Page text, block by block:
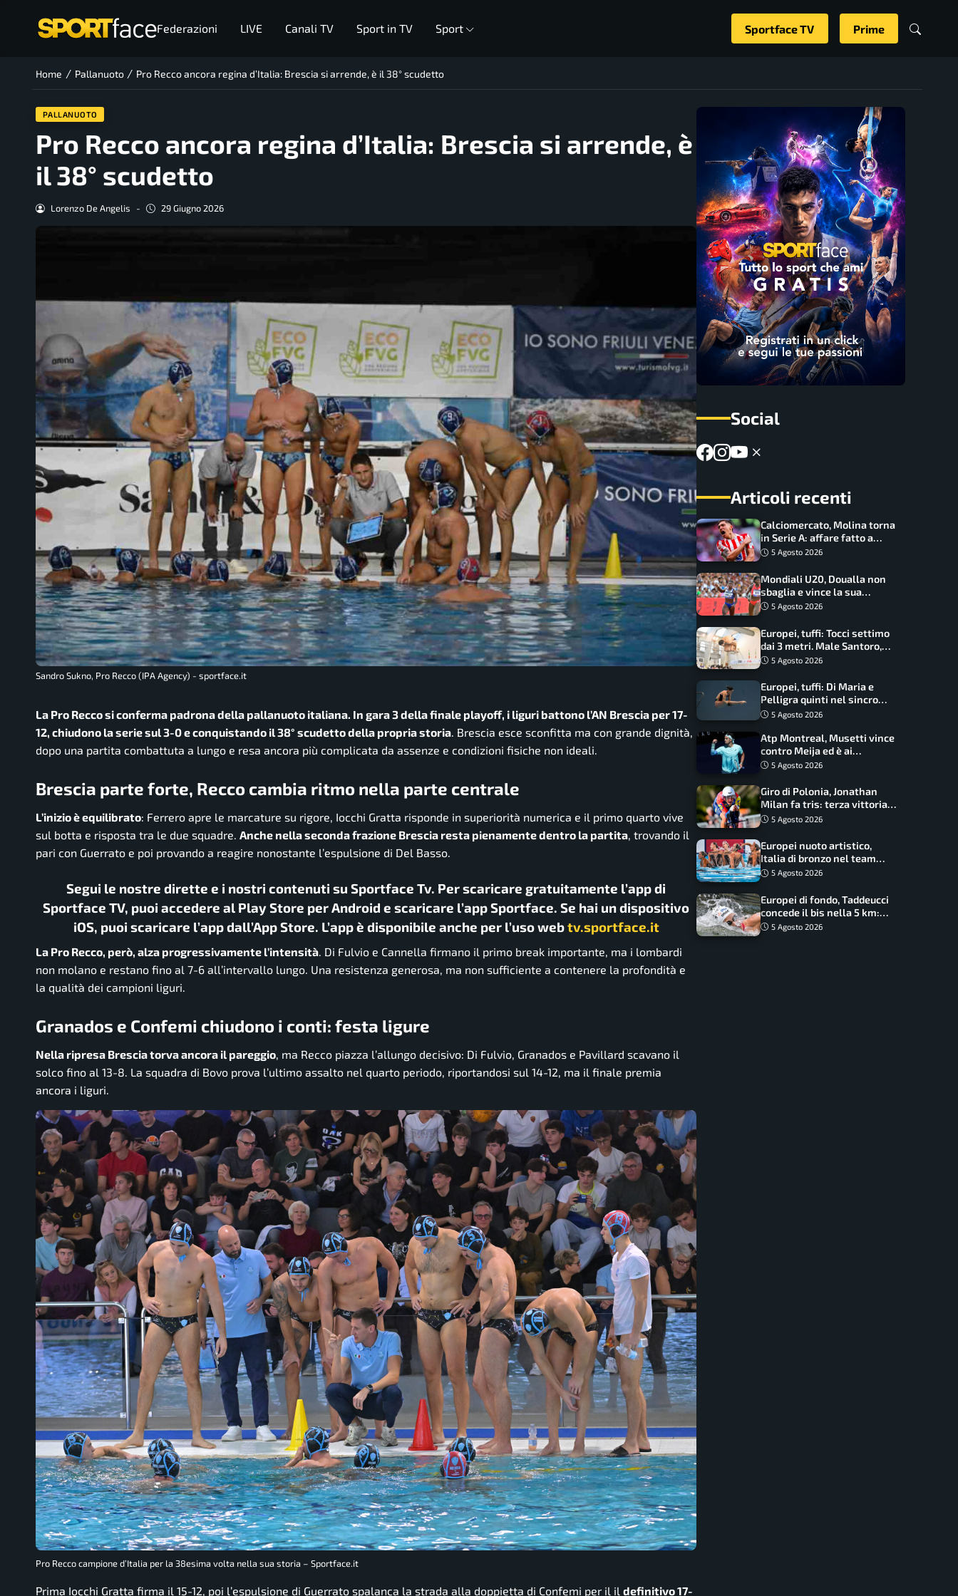
Federazioni LIVE Canali TV Sport in TV Sport Sportface TV Prime
Home / Pallanuoto / Pro Recco ancora regina d’Italia: Brescia si arrende, è il 38° scudetto
PALLANUOTO
Pro Recco ancora regina d’Italia: Brescia si arrende, è
il 38° scudetto
Lorenzo De Angelis - 29 Giugno 2026
Sandro Sukno, Pro Recco (IPA Agency) - sportface.it
La Pro Recco si conferma padrona della pallanuoto italiana. In gara 3 della finale playoff, i liguri battono l’AN Brescia per 17-
12, chiudono la serie sul 3-0 e conquistando il 38° scudetto della propria storia. Brescia esce sconfitta ma con grande dignità,
dopo una partita combattuta a lungo e resa ancora più complicata da assenze e condizioni fisiche non ideali.
Brescia parte forte, Recco cambia ritmo nella parte centrale
L’inizio è equilibrato: Ferrero apre le marcature su rigore, Iocchi Gratta risponde in superiorità numerica e il primo quarto vive
sul botta e risposta tra le due squadre. Anche nella seconda frazione Brescia resta pienamente dentro la partita , trovando il
pari con Guerrato e poi provando a reagire nonostante l’espulsione di Del Basso.
Segui le nostre dirette e i nostri contenuti su Sportface Tv. Per scaricare gratuitamente l’app di
Sportface TV, puoi accedere al Play Store per Android e scaricare l’app Sportface. Se hai un dispositivo
iOS, puoi scaricare l’app dall’App Store. L’app è disponibile anche per l’uso webtv.sportface.it
La Pro Recco, però, alza progressivamente l’intensità. Di Fulvio e Cannella firmano il primo break importante, ma i lombardi
non molano e restano fino al 7-6 all’intervallo lungo. Una resistenza generosa, ma non sufficiente a contenere la profondità e
la qualità dei campioni liguri.
Granados e Confemi chiudono i conti: festa ligure
Nella ripresa Brescia torva ancora il pareggio, ma Recco piazza l’allungo decisivo: Di Fulvio, Granados e Pavillard scavano il
solco fino al 13-8. La squadra di Bovo prova l’ultimo assalto nel quarto periodo, riportandosi sul 14-12, ma il finale premia
ancora i liguri.
Pro Recco campione d’Italia per la 38esima volta nella sua storia – Sportface.it
Prima Iocchi Gratta firma il 15-12, poi l’espulsione di Guerrato spalanca la strada alla doppietta di Confemi per il il definitivo 17-
Social
Articoli recenti
Calciomercato, Molina torna
in Serie A: affare fatto a
cifre sorprendenti
5 Agosto 2026
Mondiali U20, Doualla non
sbaglia e vince la sua
batteria sui 100 metri:
5 Agosto 2026
Europei, tuffi: Tocci settimo
dai 3 metri. Male Santoro,
Wesemann si prende l’oro
5 Agosto 2026
Europei, tuffi: Di Maria e
Pelligra quinti nel sincro
misto. Oro all’Ucraina
5 Agosto 2026
Atp Montreal, Musetti vince
contro Meija ed è ai
sedicesimi
5 Agosto 2026
Giro di Polonia, Jonathan
Milan fa tris: terza vittoria
consecutiva e primato
5 Agosto 2026
Europei nuoto artistico,
Italia di bronzo nel team
acrobatic: terzo podio
5 Agosto 2026
Europei di fondo, Taddeucci
concede il bis nella 5 km:
oro azzurro, Pozzobon
5 Agosto 2026